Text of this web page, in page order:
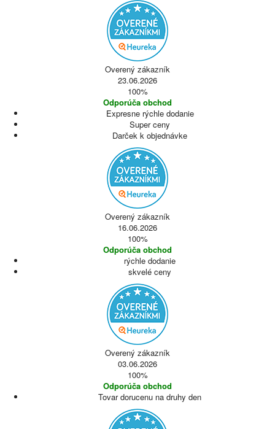
Overený zákazník
23.06.2026
100%
Odporúča obchod
Expresne rýchle dodanie
Super ceny
Darček k objednávke
Overený zákazník
16.06.2026
100%
Odporúča obchod
rýchle dodanie
skvelé ceny
Overený zákazník
03.06.2026
100%
Odporúča obchod
Tovar dorucenu na druhy den